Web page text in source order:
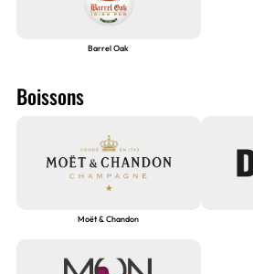
Barrel Oak
Boissons
Moët & Chandon